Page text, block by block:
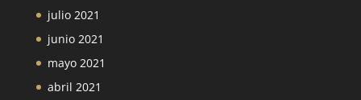
julio 2021
junio 2021
mayo 2021
abril 2021